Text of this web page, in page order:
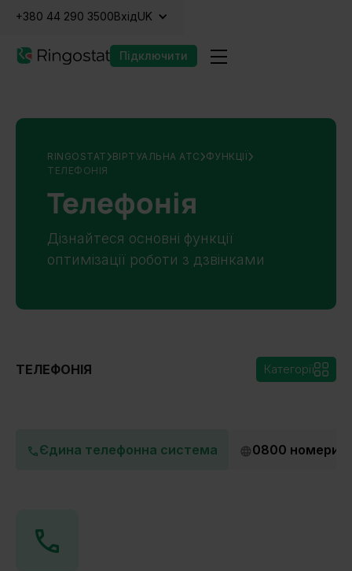
+380 44 290 3500ВхідUK
Підключити
RINGOSTAT ВІРТУАЛЬНА АТС
ФУНКЦІЇ
ТЕЛЕФОНІЯ
Телефонія
Дізнайтеся основні функції
оптимізації роботи з дзвінками
ТЕЛЕФОНІЯ Категорії
Єдина телефонна система 0800 номери